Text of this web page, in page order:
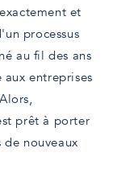
et
processus
au fil des ans
entreprises
prêt à porter
nouveaux